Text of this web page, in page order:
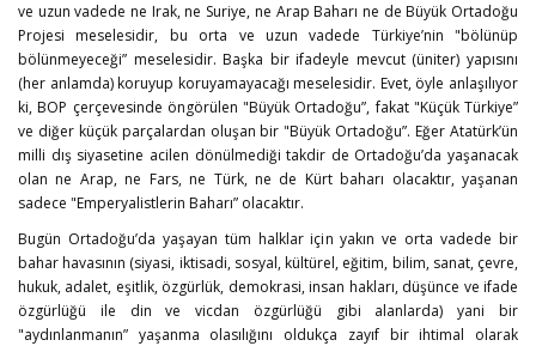
ve uzun vadede ne Irak, ne Suriye, ne Arap Baharı ne de Büyük Ortadoğu
Projesi meselesidir, bu orta ve uzun vadede Türkiye’nin "bölünüp
bölünmeyeceği” meselesidir. Başka bir ifadeyle mevcut (üniter) yapısını
(her anlamda) koruyup koruyamayacağı meselesidir. Evet, öyle anlaşılıyor
ki, BOP çerçevesinde öngörülen "Büyük Ortadoğu”, fakat "Küçük Türkiye”
ve diğer küçük parçalardan oluşan bir "Büyük Ortadoğu”. Eğer Atatürk’ün
milli dış siyasetine acilen dönülmediği takdir de Ortadoğu’da yaşanacak
olan ne Arap, ne Fars, ne Türk, ne de Kürt baharı olacaktır, yaşanan
sadece "Emperyalistlerin Baharı” olacaktır.
Bugün Ortadoğu’da yaşayan tüm halklar için yakın ve orta vadede bir
bahar havasının (siyasi, iktisadi, sosyal, kültürel, eğitim, bilim, sanat, çevre,
hukuk, adalet, eşitlik, özgürlük, demokrasi, insan hakları, düşünce ve ifade
özgürlüğü ile din ve vicdan özgürlüğü gibi alanlarda) yani bir
"aydınlanmanın” yaşanma olasılığını oldukça zayıf bir ihtimal olarak